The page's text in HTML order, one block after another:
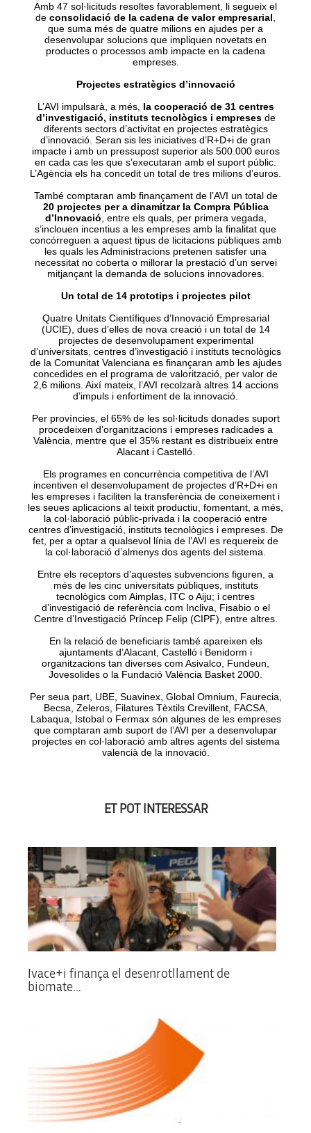
Amb 47 sol·licituds resoltes favorablement, li segueix el
de consolidació de la cadena de valor empresarial,
que suma més de quatre milions en ajudes per a
desenvolupar solucions que impliquen novetats en
productes o processos amb impacte en la cadena
empreses.
Projectes estratègics d’innovació
L’AVI impulsarà, a més, la cooperació de 31 centres
d’investigació, instituts tecnològics i empresesde
diferents sectors d’activitat en projectes estratègics
d’innovació. Seran sis les iniciatives d’R+D+i de gran
impacte i amb un pressupost superior als 500.000 euros
en cada cas les que s’executaran amb el suport públic.
L’Agència els ha concedit un total de tres milions d’euros.
També comptaran amb finançament de l’AVI un total de
20 projectes per a dinamitzar la Compra Pública
d’Innovació, entre els quals, per primera vegada,
s’inclouen incentius a les empreses amb la finalitat que
concórreguen a aquest tipus de licitacions públiques amb
les quals les Administracions pretenen satisfer una
necessitat no coberta o millorar la prestació d’un servei
mitjançant la demanda de solucions innovadores.
Un total de 14 prototips i projectes pilot
Quatre Unitats Científiques d’Innovació Empresarial
(UCIE), dues d’elles de nova creació i un total de 14
projectes de desenvolupament experimental
d’universitats, centres d’investigació i instituts tecnològics
de la Comunitat Valenciana es finançaran amb les ajudes
concedides en el programa de valorització, per valor de
2,6 milions. Així mateix, l’AVI recolzarà altres 14 accions
d’impuls i enfortiment de la innovació.
Per províncies, el 65% de les sol·licituds donades suport
procedeixen d’organitzacions i empreses radicades a
València, mentre que el 35% restant es distribueix entre
Alacant i Castelló.
Els programes en concurrència competitiva de l’AVI
incentiven el desenvolupament de projectes d’R+D+i en
les empreses i faciliten la transferència de coneixement i
les seues aplicacions al teixit productiu, fomentant, a més,
la col·laboració públic-privada i la cooperació entre
centres d’investigació, instituts tecnològics i empreses. De
fet, per a optar a qualsevol línia de l’AVI es requereix de
la col·laboració d’almenys dos agents del sistema.
Entre els receptors d’aquestes subvencions figuren, a
més de les cinc universitats públiques, instituts
tecnològics com Aimplas, ITC o Aiju; i centres
d’investigació de referència com Incliva, Fisabio o el
Centre d’Investigació Príncep Felip (CIPF), entre altres.
En la relació de beneficiaris també apareixen els
ajuntaments d’Alacant, Castelló i Benidorm i
organitzacions tan diverses com Asivalco, Fundeun,
Jovesolides o la Fundació València Basket 2000.
Per seua part, UBE, Suavinex, Global Omnium, Faurecia,
Becsa, Zeleros, Filatures Tèxtils Crevillent, FACSA,
Labaqua, Istobal o Fermax són algunes de les empreses
que comptaran amb suport de l’AVI per a desenvolupar
projectes en col·laboració amb altres agents del sistema
valencià de la innovació.
ET POT INTERESSAR
Ivace+i finança el desenrotllament de
biomate...